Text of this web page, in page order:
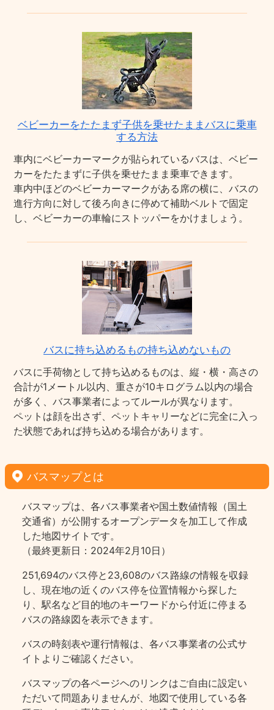
ベビーカーをたたまず子供を乗せたままバスに乗車
する方法
車内にベビーカーマークが貼られているバスは、ベビー
カーをたたまずに子供を乗せたまま乗車できます。
車内中ほどのベビーカーマークがある席の横に、バスの
進行方向に対して後ろ向きに停めて補助ベルトで固定
し、ベビーカーの車輪にストッパーをかけましょう。
バスに持ち込めるもの持ち込めないもの
バスに手荷物として持ち込めるものは、縦・横・高さの
合計が1メートル以内、重さが10キログラム以内の場合
が多く、バス事業者によってルールが異なります。
ペットは顔を出さず、ペットキャリーなどに完全に入っ
た状態であれば持ち込める場合があります。
バスマップとは
バスマップは、各バス事業者や国土数値情報（国土
交通省）が公開するオープンデータを加工して作成
した地図サイトです。
（最終更新日：2024年2月10日）
251,694のバス停と23,608のバス路線の情報を収録
し、現在地の近くのバス停を位置情報から探した
り、駅名など目的地のキーワードから付近に停まる
バスの路線図を表示できます。
バスの時刻表や運行情報は、各バス事業者の公式サ
イトよりご確認ください。
バスマップの各ページヘのリンクはご自由に設定い
ただいて問題ありませんが、地図で使用している各